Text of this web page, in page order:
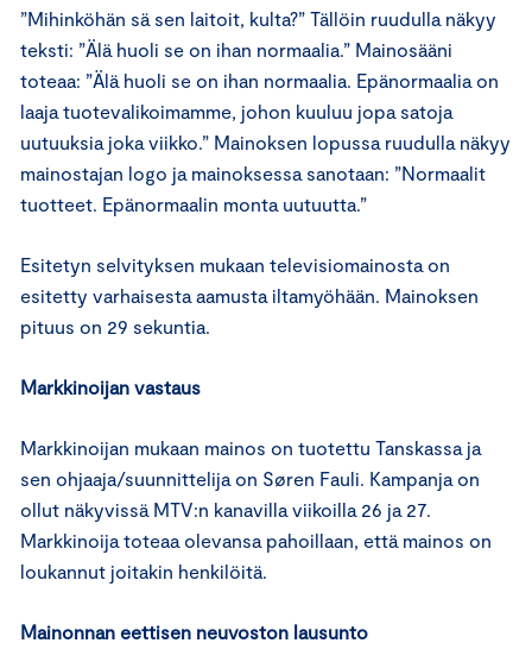
”Mihinköhän sä sen laitoit, kulta?” Tällöin ruudulla näkyy
teksti: ”Älä huoli se on ihan normaalia.” Mainosääni
toteaa: ”Älä huoli se on ihan normaalia. Epänormaalia on
laaja tuotevalikoimamme, johon kuuluu jopa satoja
uutuuksia joka viikko.” Mainoksen lopussa ruudulla näkyy
mainostajan logo ja mainoksessa sanotaan: ”Normaalit
tuotteet. Epänormaalin monta uutuutta.”
Esitetyn selvityksen mukaan televisiomainosta on
esitetty varhaisesta aamusta iltamyöhään. Mainoksen
pituus on 29 sekuntia.
Markkinoijan vastaus
Markkinoijan mukaan mainos on tuotettu Tanskassa ja
sen ohjaaja/suunnittelija on Søren Fauli. Kampanja on
ollut näkyvissä MTV:n kanavilla viikoilla 26 ja 27.
Markkinoija toteaa olevansa pahoillaan, että mainos on
loukannut joitakin henkilöitä.
Mainonnan eettisen neuvoston lausunto